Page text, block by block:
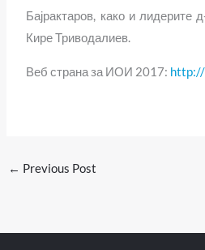
Бајрактаров, како и лидерите
Кире Триводалиев.
Веб страна за ИОИ 2017:
← Previous Post